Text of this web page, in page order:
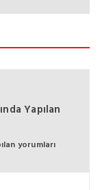
Yapılan
yorumları